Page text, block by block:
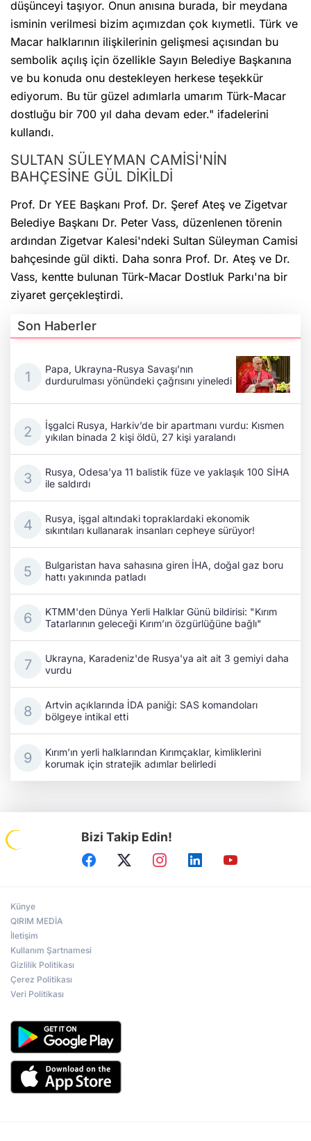
düşünceyi taşıyor. Onun anısına burada, bir meydana
isminin verilmesi bizim açımızdan çok kıymetli. Türk ve
Macar halklarının ilişkilerinin gelişmesi açısından bu
sembolik açılış için özellikle Sayın Belediye Başkanına
ve bu konuda onu destekleyen herkese teşekkür
ediyorum. Bu tür güzel adımlarla umarım Türk-Macar
dostluğu bir 700 yıl daha devam eder." ifadelerini
kullandı.
SULTAN SÜLEYMAN CAMİSİ'NİN
BAHÇESİNE GÜL DİKİLDİ
Prof. Dr YEE Başkanı Prof. Dr. Şeref Ateş ve Zigetvar
Belediye Başkanı Dr. Peter Vass, düzenlenen törenin
ardından Zigetvar Kalesi'ndeki Sultan Süleyman Camisi
bahçesinde gül dikti. Daha sonra Prof. Dr. Ateş ve Dr.
Vass, kentte bulunan Türk-Macar Dostluk Parkı'na bir
ziyaret gerçekleştirdi.
Son Haberler
Papa, Ukrayna-Rusya Savaşı’nın
durdurulması yönündeki çağrısını yineledi
İşgalci Rusya, Harkiv’de bir apartmanı vurdu: Kısmen
yıkılan binada 2 kişi öldü, 27 kişi yaralandı
Rusya, Odesa'ya 11 balistik füze ve yaklaşık 100 SİHA
ile saldırdı
Rusya, işgal altındaki topraklardaki ekonomik
sıkıntıları kullanarak insanları cepheye sürüyor!
Bulgaristan hava sahasına giren İHA, doğal gaz boru
hattı yakınında patladı
KTMM'den Dünya Yerli Halklar Günü bildirisi: "Kırım
Tatarlarının geleceği Kırım’ın özgürlüğüne bağlı"
Ukrayna, Karadeniz'de Rusya'ya ait ait 3 gemiyi daha
vurdu
Artvin açıklarında İDA paniği: SAS komandoları
bölgeye intikal etti
Kırım’ın yerli halklarından Kırımçaklar, kimliklerini
korumak için stratejik adımlar belirledi
Bizi Takip Edin!
Künye
QIRIM MEDİA
İletişim
Kullanım Şartnamesi
Gizlilik Politikası
Çerez Politikası
Veri Politikası